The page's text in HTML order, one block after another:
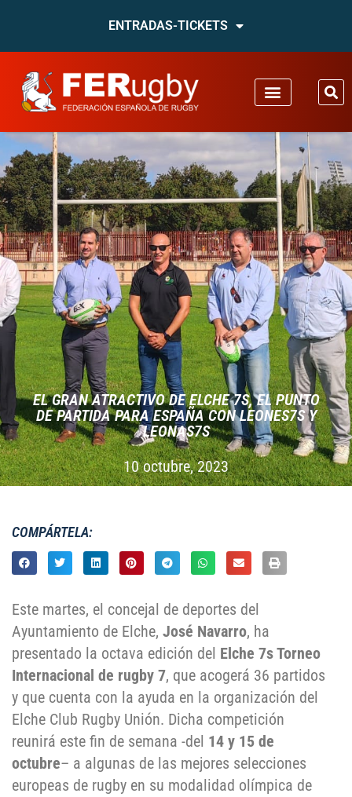
ENTRADAS-TICKETS
EL GRAN ATRACTIVO DE ELCHE 7S, EL PUNTO
DE PARTIDA PARA ESPAÑA CON LEONES7S Y
LEONAS7S
10 octubre, 2023
COMPÁRTELA:
Este martes, el concejal de deportes del
Ayuntamiento de Elche, José Navarro, ha
presentado la octava edición del Elche 7s Torneo
Internacional de rugby 7, que acogerá 36 partidos
y que cuenta con la ayuda en la organización del
Elche Club Rugby Unión. Dicha competición
reunirá este fin de semana -del 14 y 15 de
octubre– a algunas de las mejores selecciones
europeas de rugby en su modalidad olímpica de